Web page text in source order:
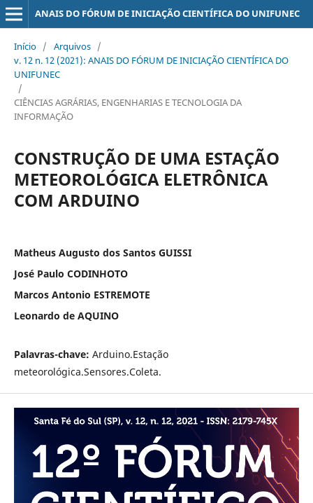
ANAIS DO FÓRUM DE INICIAÇÃO CIENTÍFICA DO UNIFUNEC
Início / Arquivos /
v. 12 n. 12 (2021): ANAIS DO FÓRUM DE INICIAÇÃO CIENTÍFICA DO
UNIFUNEC
/
CIÊNCIAS AGRÁRIAS, ENGENHARIAS E TECNOLOGIA DA
INFORMAÇÃO
CONSTRUÇÃO DE UMA ESTAÇÃO
METEOROLÓGICA ELETRÔNICA
COM ARDUINO
Matheus Augusto dos Santos GUISSI
José Paulo CODINHOTO
Marcos Antonio ESTREMOTE
Leonardo de AQUINO
Palavras-chave: Arduino.Estação
meteorológica.Sensores.Coleta.